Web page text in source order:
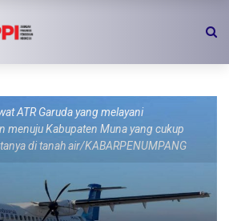
ATR Garuda yang melayani
menuju Kabupaten Muna yang cukup
di tanah air/KABARPENUMPANG